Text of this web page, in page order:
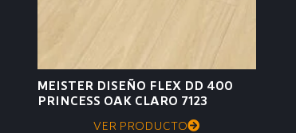
MEISTER DISEÑO FLEX DD 400
PRINCESS OAK CLARO 7123
VER PRODUCTO